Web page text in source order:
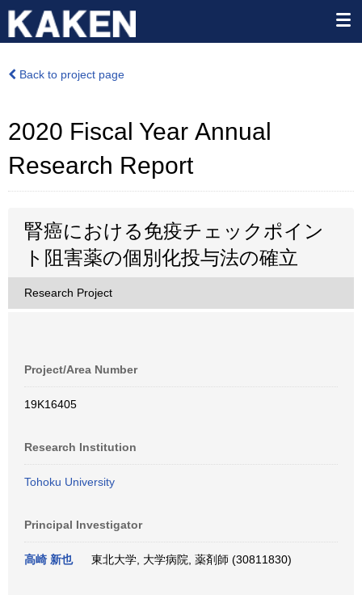
Back to project page
2020 Fiscal Year Annual
Research Report
腎癌における免疫チェックポイン
ト阻害薬の個別化投与法の確立
Research Project
Project/Area Number
19K16405
Research Institution
Tohoku University
Principal Investigator
高崎 新也 東北大学, 大学病院, 薬剤師 (30811830)